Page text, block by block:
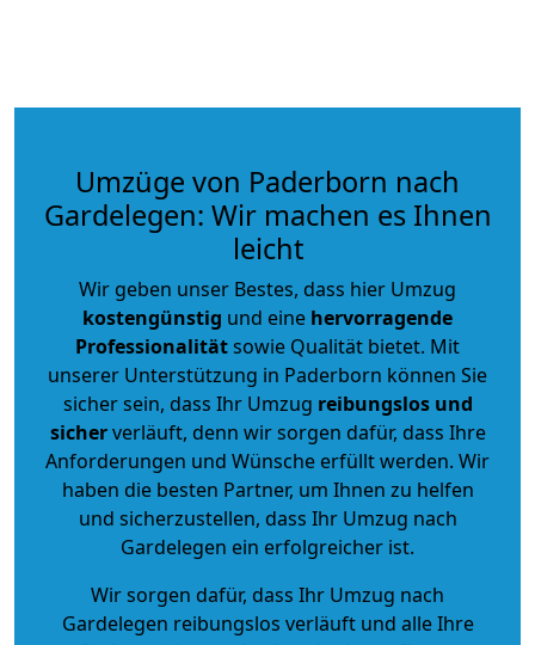
Umzüge von Paderborn nach
Gardelegen: Wir machen es Ihnen
leicht
Wir geben unser Bestes, dass hier Umzug
kostengünstig und eine hervorragende
Professionalitätsowie Qualität bietet. Mit
unserer Unterstützung in Paderborn können Sie
sicher sein, dass Ihr Umzug reibungslos und
sicherverläuft, denn wir sorgen dafür, dass Ihre
Anforderungen und Wünsche erfüllt werden. Wir
haben die besten Partner, um Ihnen zu helfen
und sicherzustellen, dass Ihr Umzug nach
Gardelegen ein erfolgreicher ist.
Wir sorgen dafür, dass Ihr Umzug nach
Gardelegen reibungslos verläuft und alle Ihre